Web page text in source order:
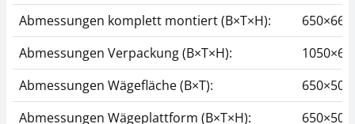
Datenschnittstelle
KERN CFS-A04
Thermodrucker KERN
YKC-01
Abmessungen komplett montiert (B×T×H):
Abmessungen Verpackung (B×T×H):
Abmessungen Wägefläche (B×T):
Abmessungen Wägeplattform (B×T×H):